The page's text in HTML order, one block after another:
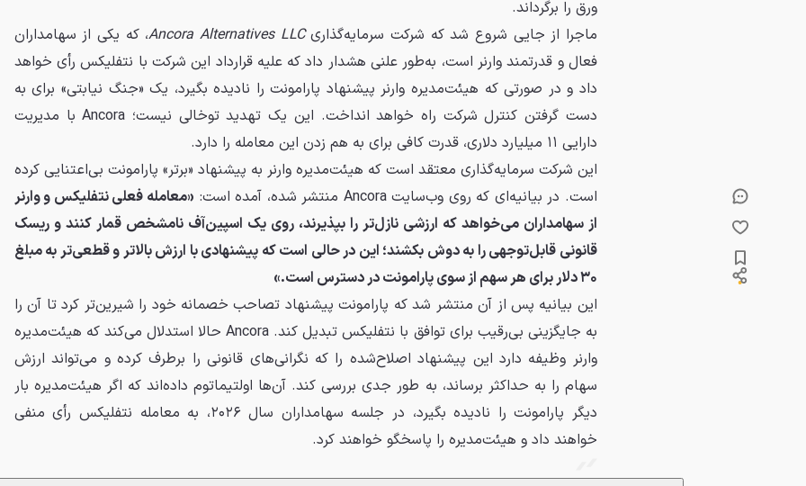
ورق را برگرداند.
ماجرا از جایی شروع شد که شرکت سرمایه‌گذاریAncora Alternatives LLC، که یکی از سهامداران
فعال و قدرتمند وارنر است، به‌طور علنی هشدار داد که علیه قرارداد این شرکت با نتفلیکس رأی خواهد
داد و در صورتی که هیئت‌مدیره وارنر پیشنهاد پارامونت را نادیده بگیرد، یک «جنگ نیابتی» برای به
دست گرفتن کنترل شرکت راه خواهد انداخت. این یک تهدید توخالی نیست؛ Ancora با مدیریت
دارایی ۱۱ میلیارد دلاری، قدرت کافی برای به هم زدن این معامله را دارد.
این شرکت سرمایه‌گذاری معتقد است که هیئت‌مدیره وارنر به پیشنهاد «برتر» پارامونت بی‌اعتنایی کرده
است. در بیانیه‌ای که روی وب‌سایت Ancora منتشر شده، آمده است:
«معامله فعلی نتفلیکس و وارنر
از سهامداران می‌خواهد که ارزشی نازل‌تر را بپذیرند، روی یک اسپین‌آف نامشخص قمار کنند و ریسک
قانونی قابل‌توجهی را به دوش بکشند؛ این در حالی است که پیشنهادی با ارزش بالاتر و قطعی‌تر به مبلغ
۳۰ دلار برای هر سهم از سوی پارامونت در دسترس است.»
این بیانیه پس از آن منتشر شد که پارامونت پیشنهاد تصاحب خصمانه خود را شیرین‌تر کرد تا آن را
به جایگزینی بی‌رقیب برای توافق با نتفلیکس تبدیل کند. Ancora حالا استدلال می‌کند که هیئت‌مدیره
وارنر وظیفه دارد این پیشنهاد اصلاح‌شده را که نگرانی‌های قانونی را برطرف کرده و می‌تواند ارزش
سهام را به حداکثر برساند، به طور جدی بررسی کند. آن‌ها اولتیماتوم داده‌اند که اگر هیئت‌مدیره بار
دیگر پارامونت را نادیده بگیرد، در جلسه سهامداران سال ۲۰۲۶، به معامله نتفلیکس رأی منفی
خواهند داد و هیئت‌مدیره را پاسخگو خواهند کرد.